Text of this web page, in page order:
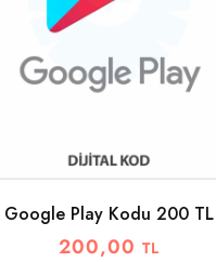
Google Play Kodu 200 TL
200,00TL